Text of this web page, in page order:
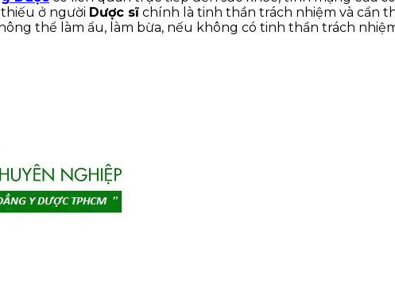
ở người Dược sĩ chính là tinh thần trách nhiệm và cẩn
thể làm ẩu, làm bừa, nếu không có tinh thần trách